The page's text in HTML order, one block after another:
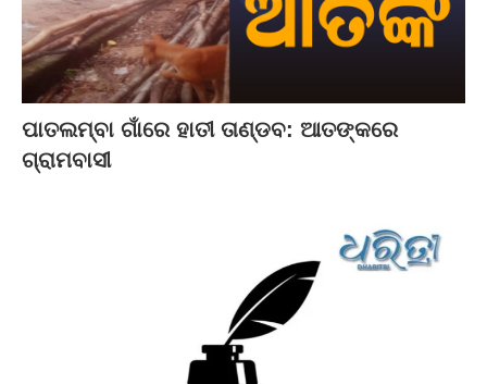
ପାତଲମ୍ବା ଗାଁରେ ହାତୀ ତାଣ୍ଡବ: ଆତଙ୍କରେ
ଗ୍ରାମବାସୀ